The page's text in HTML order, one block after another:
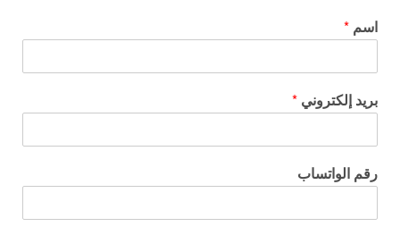
اسم *
بريد إلكتروني *
رقم الواتساب